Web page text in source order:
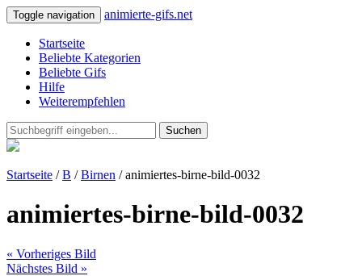
Toggle navigation animierte-gifs.net
Startseite
Beliebte Kategorien
Beliebte Gifs
Hilfe
Weiterempfehlen
Suchen
Startseite /B /Birnen / animiertes-birne-bild-0032
animiertes-birne-bild-0032
« Vorheriges Bild
Nächstes Bild »